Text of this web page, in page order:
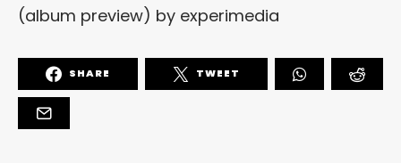
(album preview) by experimedia
SHARE TWEET